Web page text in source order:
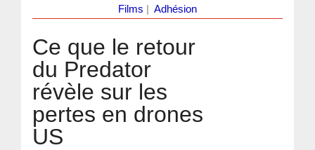
Films
Adhésion
Ce que le retour
du Predator
révèle sur les
pertes en drones
US